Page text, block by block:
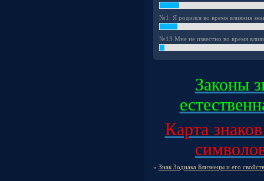
№1. Я родился во время влияния
№13 Мне не известно во время
Законы
Карта
« Знак Зодиака Близнецы и его